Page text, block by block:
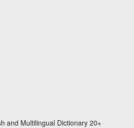
and Multilingual Dictionary 20+